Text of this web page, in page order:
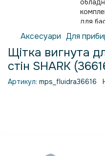
Аксесуари Для
Щітка вигнута
стін SHARK
Артикул: mps_fluidra36616